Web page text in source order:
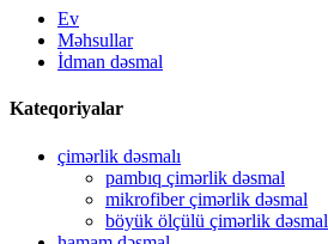
Ev
Məhsullar
İdman dəsmal
Kateqoriyalar
çimərlik dəsmalı
pambıq çimərlik dəsmal
mikrofiber çimərlik dəsmal
böyük ölçülü çimərlik dəsmal